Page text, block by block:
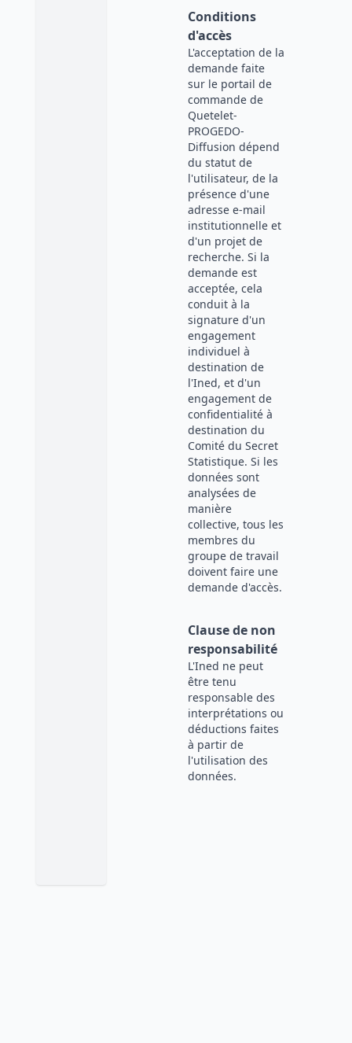
Conditions
d'accès
L'acceptation de la
demande faite
sur le portail de
commande de
Quetelet-
PROGEDO-
Diffusion dépend
du statut de
l'utilisateur, de la
présence d'une
adresse e-mail
institutionnelle et
d'un projet de
recherche. Si la
demande est
acceptée, cela
conduit à la
signature d'un
engagement
individuel à
destination de
l'Ined, et d'un
engagement de
confidentialité à
destination du
Comité du Secret
Statistique. Si les
données sont
analysées de
manière
collective, tous les
membres du
groupe de travail
doivent faire une
demande d'accès.
Clause de non
responsabilité
L'Ined ne peut
être tenu
responsable des
interprétations ou
déductions faites
à partir de
l'utilisation des
données.